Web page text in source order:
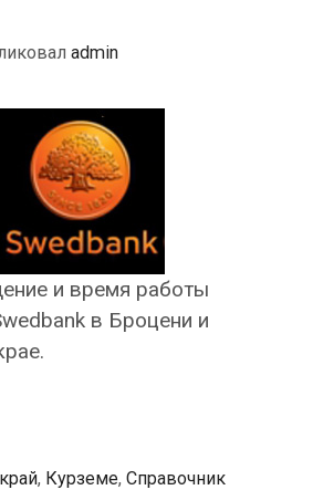
admin
и время работы
в Броцени и
, Курземе, Справочник